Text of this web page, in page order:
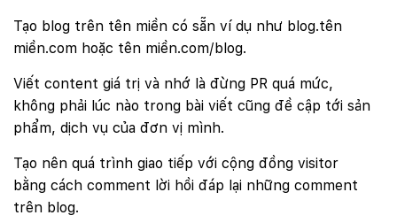
Tạo blog trên tên miền có sẵn ví dụ như blog.tên
miền.com hoặc tên miền.com/blog.
Viết content giá trị và nhớ là đừng PR quá mức,
không phải lúc nào trong bài viết cũng đề cập tới sản
phẩm, dịch vụ của đơn vị mình.
Tạo nên quá trình giao tiếp với cộng đồng visitor
bằng cách comment lời hồi đáp lại những comment
trên blog.